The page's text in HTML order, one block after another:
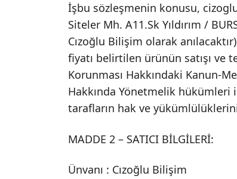
İşbu sözleşmenin konusu,
Siteler Mh. A11.Sk Yıldırım /
Cızoğlu Bilişim olarak
fiyatı belirtilen ürünün satışı ve
Korunması Hakkındaki Kanun-
Hakkında Yönetmelik
tarafların hak ve
MADDE 2 – SATICI BİLGİLERİ:
Ünvanı : Cızoğlu Bilişim